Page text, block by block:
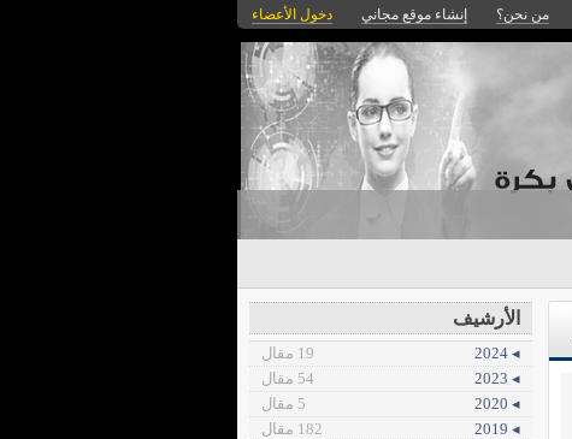
من نحن؟ إنشاء موقع مجاني دخول الأعضاء
الأرشيف
◂ 2024
19 مقال
◂ 2023
54 مقال
◂ 2020
5 مقال
◂ 2019
182 مقال